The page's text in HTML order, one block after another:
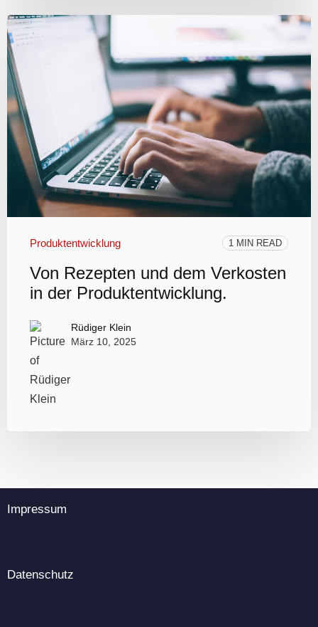
Produktentwicklung 1 MIN READ
Von Rezepten und dem Verkosten
in der Produktentwicklung.
Rüdiger Klein
März 10, 2025
Impressum
Datenschutz